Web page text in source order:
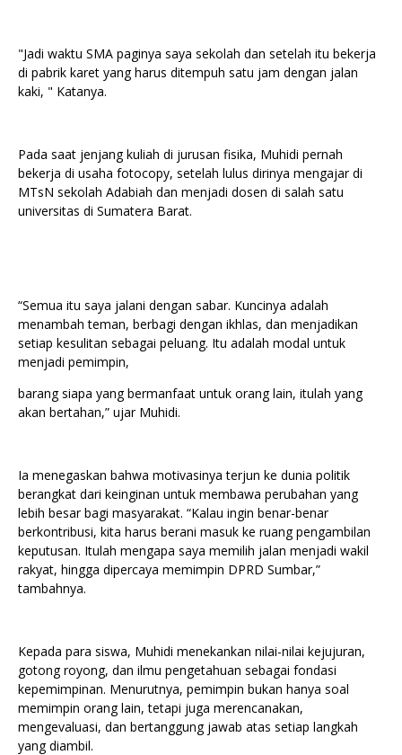
"Jadi waktu SMA paginya saya sekolah dan setelah itu bekerja
di pabrik karet yang harus ditempuh satu jam dengan jalan
kaki, " Katanya.
Pada saat jenjang kuliah di jurusan fisika, Muhidi pernah
bekerja di usaha fotocopy, setelah lulus dirinya mengajar di
MTsN sekolah Adabiah dan menjadi dosen di salah satu
universitas di Sumatera Barat.
“Semua itu saya jalani dengan sabar. Kuncinya adalah
menambah teman, berbagi dengan ikhlas, dan menjadikan
setiap kesulitan sebagai peluang. Itu adalah modal untuk
menjadi pemimpin,
barang siapa yang bermanfaat untuk orang lain, itulah yang
akan bertahan,” ujar Muhidi.
Ia menegaskan bahwa motivasinya terjun ke dunia politik
berangkat dari keinginan untuk membawa perubahan yang
lebih besar bagi masyarakat. “Kalau ingin benar-benar
berkontribusi, kita harus berani masuk ke ruang pengambilan
keputusan. Itulah mengapa saya memilih jalan menjadi wakil
rakyat, hingga dipercaya memimpin DPRD Sumbar,”
tambahnya.
Kepada para siswa, Muhidi menekankan nilai-nilai kejujuran,
gotong royong, dan ilmu pengetahuan sebagai fondasi
kepemimpinan. Menurutnya, pemimpin bukan hanya soal
memimpin orang lain, tetapi juga merencanakan,
mengevaluasi, dan bertanggung jawab atas setiap langkah
yang diambil.